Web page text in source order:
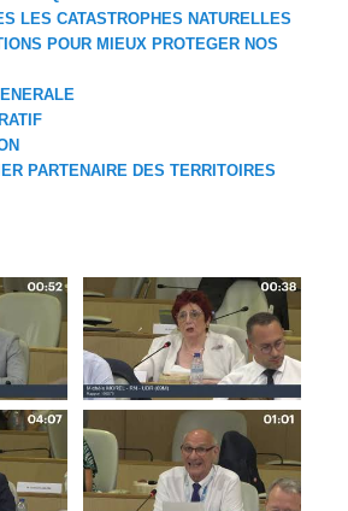
LES CATASTROPHES NATURELLES
POUR MIEUX PROTEGER NOS
PARTENAIRE DES TERRITOIRES